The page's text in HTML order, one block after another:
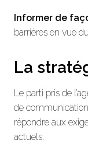
Informer de
barrières en vue
La
Le parti pris de
de
répondre aux
actuels.